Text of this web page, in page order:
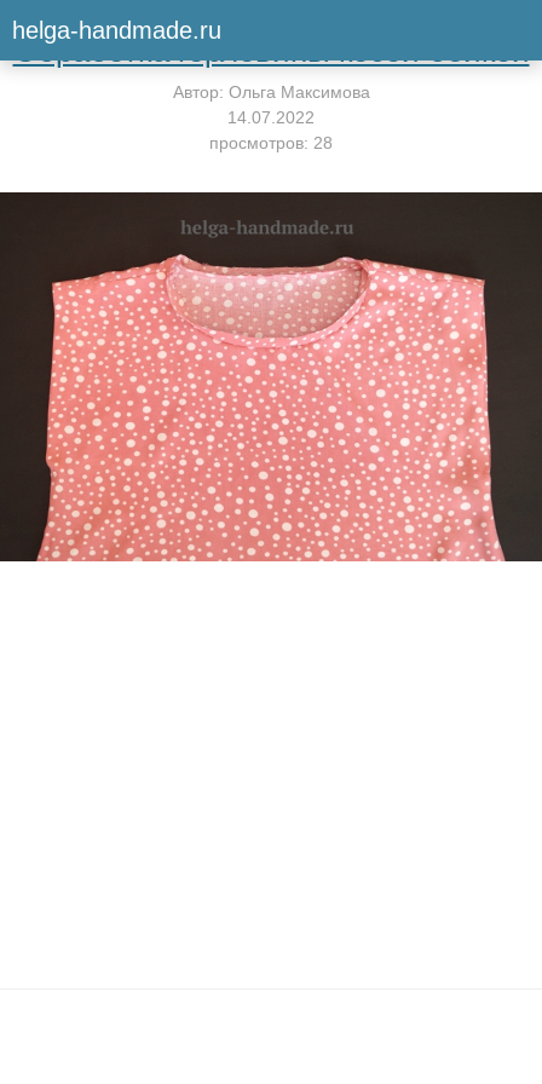
helga-handmade.ruВернуться к мастер-классу
Обработка горловины косой бейкой
Автор: Ольга Максимова
14.07.2022
просмотров: 28